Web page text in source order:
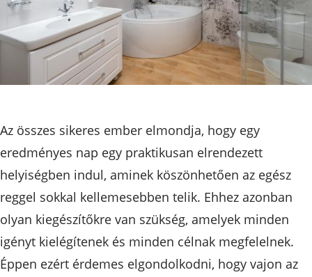
Az összes sikeres ember elmondja, hogy egy
eredményes nap egy praktikusan elrendezett
helyiségben indul, aminek köszönhetően az egész
reggel sokkal kellemesebben telik. Ehhez azonban
olyan kiegészítőkre van szükség, amelyek minden
igényt kielégítenek és minden célnak megfelelnek.
Éppen ezért érdemes elgondolkodni, hogy vajon az